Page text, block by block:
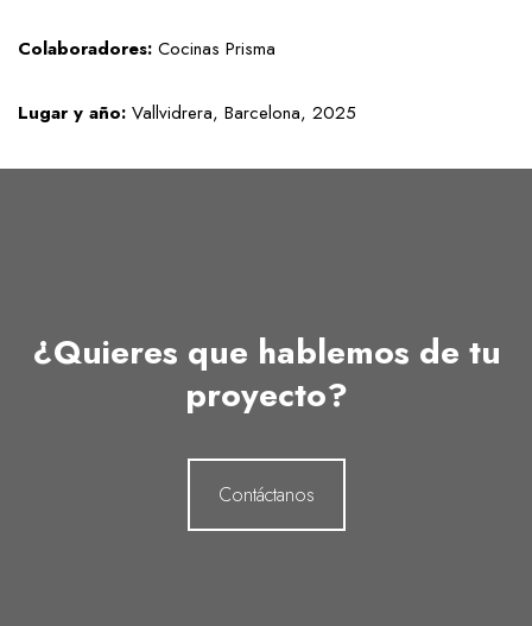
Colaboradores: Cocinas Prisma
Lugar y año: Vallvidrera, Barcelona, 2025
¿Quieres que hablemos de tu
proyecto?
Contáctanos